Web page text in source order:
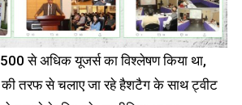
से अधिक यूजर्स का विश्लेषण किया था,
की तरफ से चलाए जा रहे हैशटैग के साथ ट्वीट